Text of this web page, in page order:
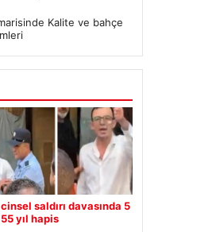
Kalite ve bahçe
saldırı davasında 5
yıl hapis